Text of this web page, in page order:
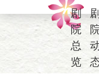
剧
院
总
览